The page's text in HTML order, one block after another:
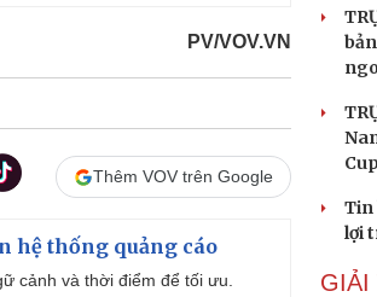
PV/VOV.VN
Thêm VOV trên Google
hệ thống quảng cáo
cảnh và thời điểm để tối ưu.
Tin
lợi
GIẢI